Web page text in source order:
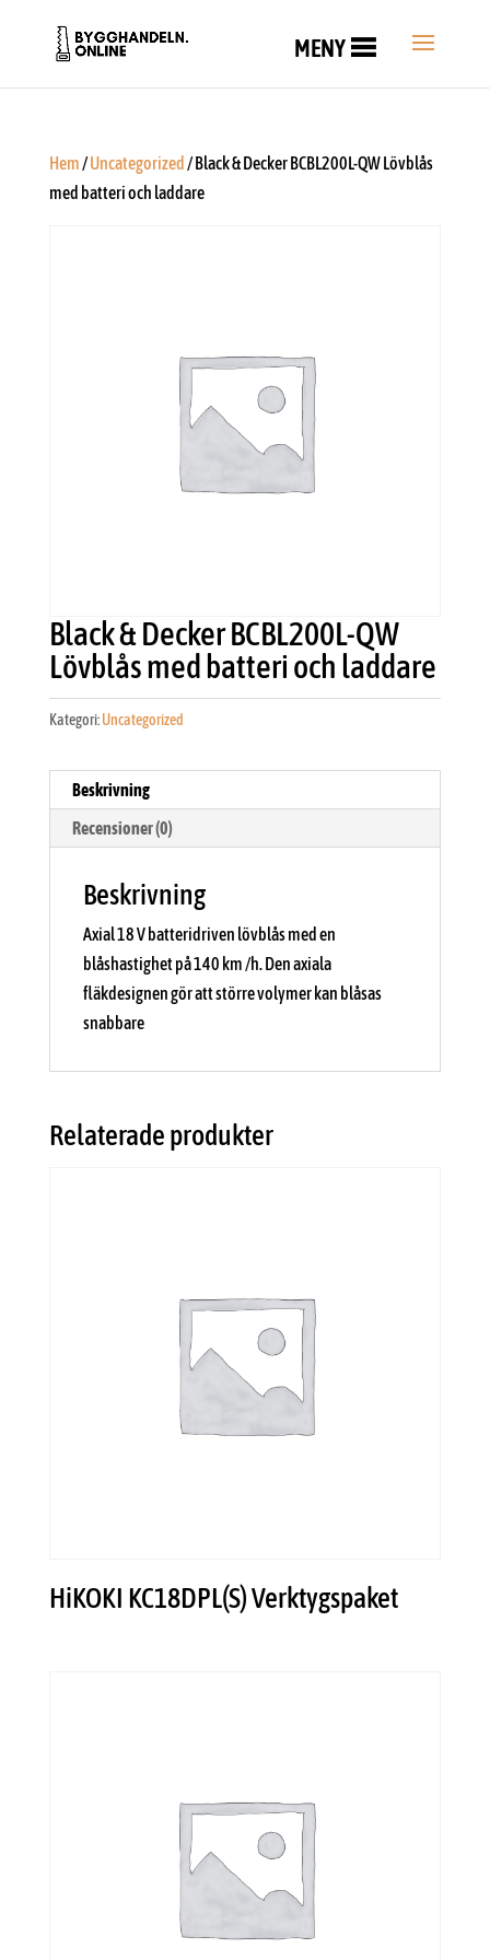
MENY
Hem/Uncategorized / Black & Decker BCBL200L-QW Lövblås
med batteri och laddare
Black & Decker BCBL200L-QW
Lövblås med batteri och laddare
Kategori:Uncategorized
Beskrivning
Recensioner (0)
Beskrivning
Axial 18 V batteridriven lövblås med en
blåshastighet på 140 km /h. Den axiala
fläkdesignen gör att större volymer kan blåsas
snabbare
Relaterade produkter
HiKOKI KC18DPL(S) Verktygspaket